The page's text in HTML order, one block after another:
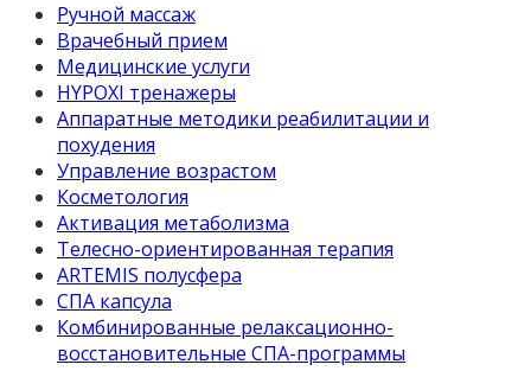
Ручной массаж
Врачебный прием
Медицинские услуги
HYPOXI тренажеры
Аппаратные методики реабилитации и
похудения
Управление возрастом
Косметология
Активация метаболизма
Телесно-ориентированная терапия
ARTEMIS полусфера
СПА капсула
Комбинированные релаксационно-
восстановительные СПА-программы